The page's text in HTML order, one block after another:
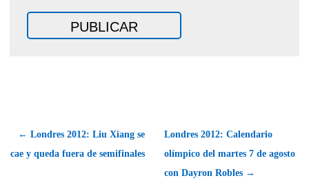
← Londres 2012: Liu Xiang se
cae y queda fuera de semifinales
Londres 2012: Calendario
olímpico del martes 7 de agosto
con Dayron Robles →